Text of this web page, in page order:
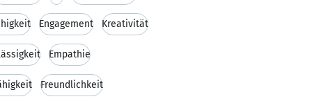
Engagement Kreativität
Empathie
Freundlichkeit